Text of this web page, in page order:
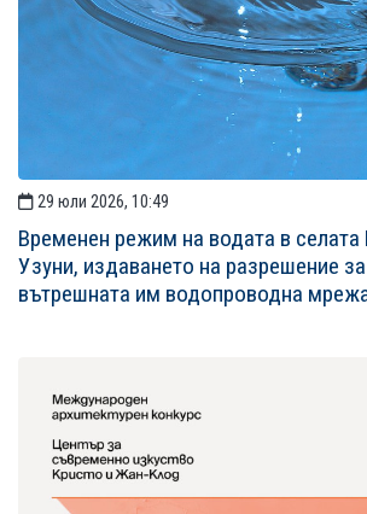
29 юли 2026, 10:49
Временен режим на водата в
Узуни, издаването на разрешение
вътрешната им водопроводна